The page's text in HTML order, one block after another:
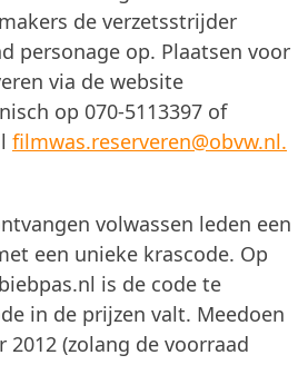
de verzetsstrijder
personage op. Plaatsen voor
via de website
op 070-5113397 of
filmwas.reserveren@obvw.nl.
volwassen leden een
een unieke krascode. Op
is de code te
in de prijzen valt. Meedoen
(zolang de voorraad